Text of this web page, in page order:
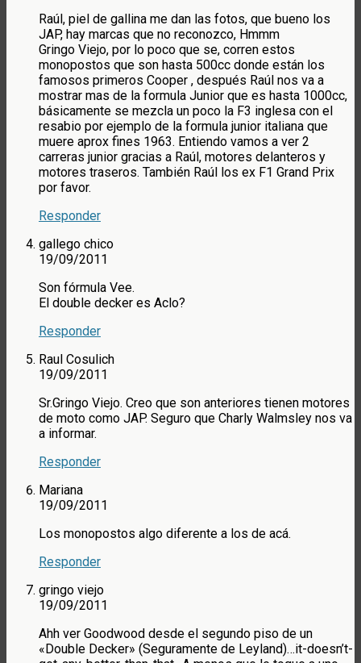
Raúl, piel de gallina me dan las fotos, que bueno los
JAP, hay marcas que no reconozco, Hmmm
Gringo Viejo, por lo poco que se, corren estos
monopostos que son hasta 500cc donde están los
famosos primeros Cooper , después Raúl nos va a
mostrar mas de la formula Junior que es hasta 1000cc,
básicamente se mezcla un poco la F3 inglesa con el
resabio por ejemplo de la formula junior italiana que
muere aprox fines 1963. Entiendo vamos a ver 2
carreras junior gracias a Raúl, motores delanteros y
motores traseros. También Raúl los ex F1 Grand Prix
por favor.
Responder
gallego chico
19/09/2011
Son fórmula Vee.
El double decker es Aclo?
Responder
Raul Cosulich
19/09/2011
Sr.Gringo Viejo. Creo que son anteriores tienen motores
de moto como JAP. Seguro que Charly Walmsley nos va
a informar.
Responder
Mariana
19/09/2011
Los monopostos algo diferente a los de acá.
Responder
gringo viejo
19/09/2011
Ahh ver Goodwood desde el segundo piso de un
«Double Decker» (Seguramente de Leyland)…it-doesn’t-